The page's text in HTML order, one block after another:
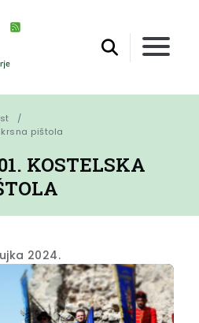
pištola
KOSTELSKA
2024.